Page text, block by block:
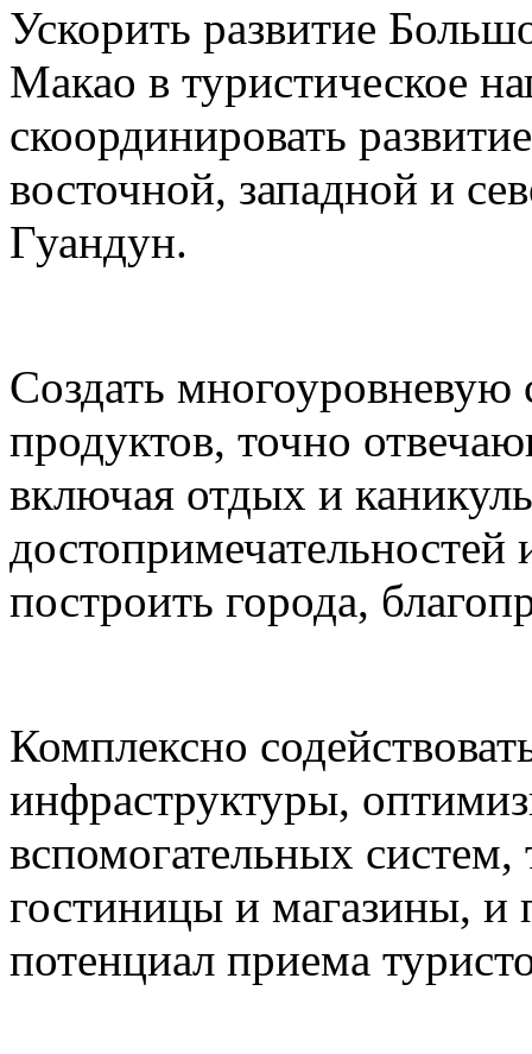
Ускорить развитие
Макао в туристическое
скоординировать
восточной, западной и
Гуандун.
Создать многоуровневую
продуктов, точно
включая отдых и
построить города,
Комплексно
инфраструктуры,
вспомогательных
гостиницы и магазины, и
потенциал приема